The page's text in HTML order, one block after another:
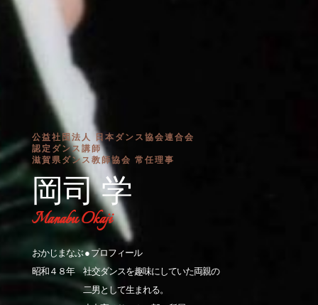
公益社団法人 日本ダンス協会連合会
認定ダンス講師
滋賀県ダンス教師協会 常任理事
岡司 学
Manabu Okaji
おかじまなぶ ● プロフィール
昭和４８年 社交ダンスを趣味にしていた両親の
二男として生まれる。